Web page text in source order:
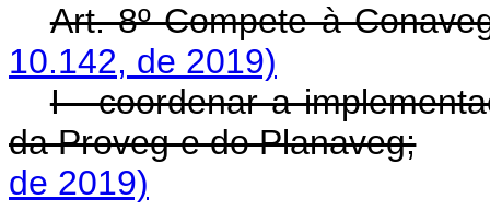
Art. 8º Compete à
10.142, de 2019)
I - coordenar a
da Proveg e do Planaveg;
de 2019)